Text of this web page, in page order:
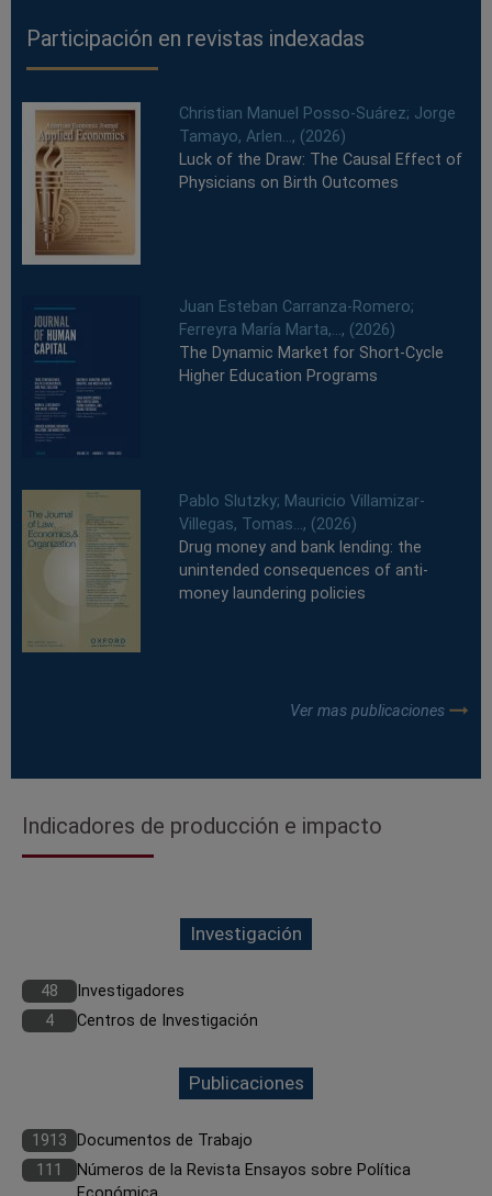
Participación en revistas indexadas
Christian Manuel Posso-Suárez; Jorge
Tamayo, Arlen..., (2026)
Luck of the Draw: The Causal Effect of
Physicians on Birth Outcomes
Juan Esteban Carranza-Romero;
Ferreyra María Marta,..., (2026)
The Dynamic Market for Short-Cycle
Higher Education Programs
Pablo Slutzky; Mauricio Villamizar-
Villegas, Tomas..., (2026)
Drug money and bank lending: the
unintended consequences of anti-
money laundering policies
Ver mas publicaciones
Indicadores de producción e impacto
Investigación
48
Investigadores
4
Centros de Investigación
Publicaciones
1913
Documentos de Trabajo
111
Números de la Revista Ensayos sobre Política